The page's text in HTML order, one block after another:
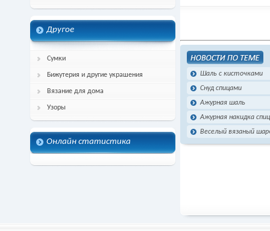
Другое
Сумки
Бижутерия и другие украшения
Вязание для дома
Узоры
Онлайн статистика
Шаль с кисточками
Снуд спицами
Ажурная шаль
Ажурная накидка
Веселый вязаный